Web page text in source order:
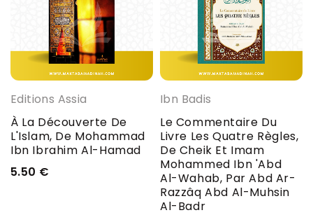
Editions Assia
À La Découverte De
L'Islam, De Mohammad
Ibn Ibrahim Al-Hamad
5.50 €
Ibn Badis
Le Commentaire Du
Livre Les Quatre Règles,
De Cheik Et Imam
Mohammed Ibn 'Abd
Al-Wahab, Par Abd Ar-
Razzâq Abd Al-Muhsin
Al-Badr